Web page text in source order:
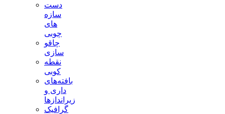
دست
سازه
های
چوبی
چاقو
سازی
نقطه
کوبی
بافته‌های
داری و
زیراندازها
گرافیک